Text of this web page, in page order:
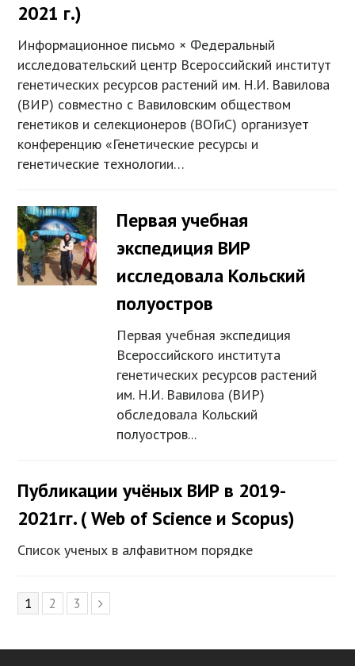
2021 г.)
Информационное письмо × Федеральный
исследовательский центр Всероссийский институт
генетических ресурсов растений им. Н.И. Вавилова
(ВИР) совместно c Вавиловским обществом
генетиков и селекционеров (ВОГиС) организует
конференцию «Генетические ресурсы и
генетические технологии…
Первая учебная
экспедиция ВИР
исследовала Кольский
полуостров
Первая учебная экспедиция
Всероссийского института
генетических ресурсов растений
им. Н.И. Вавилова (ВИР)
обследовала Кольский
полуостров...
Публикации учёных ВИР в 2019-
2021гг. ( Web of Science и Scopus)
Список ученых в алфавитном порядке
Page
1 Page
2 Page
3